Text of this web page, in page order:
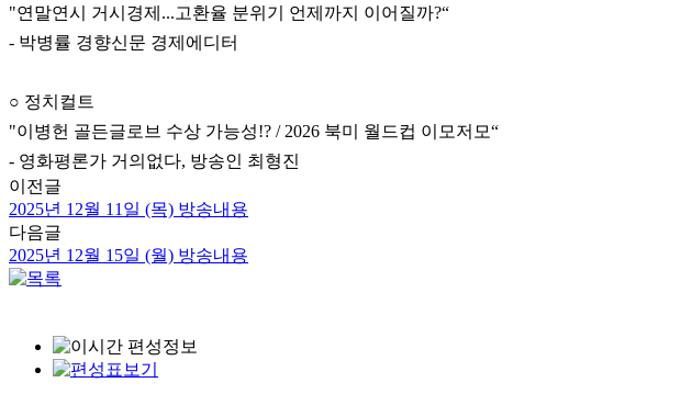
"연말연시 거시경제...고환율 분위기 언제까지 이어질까?“
- 박병률 경향신문 경제에디터
○ 정치컬트
"이병헌 골든글로브 수상 가능성!? / 2026 북미 월드컵 이모저모“
- 영화평론가 거의없다, 방송인 최형진
이전글
2025년 12월 11일 (목) 방송내용
다음글
2025년 12월 15일 (월) 방송내용